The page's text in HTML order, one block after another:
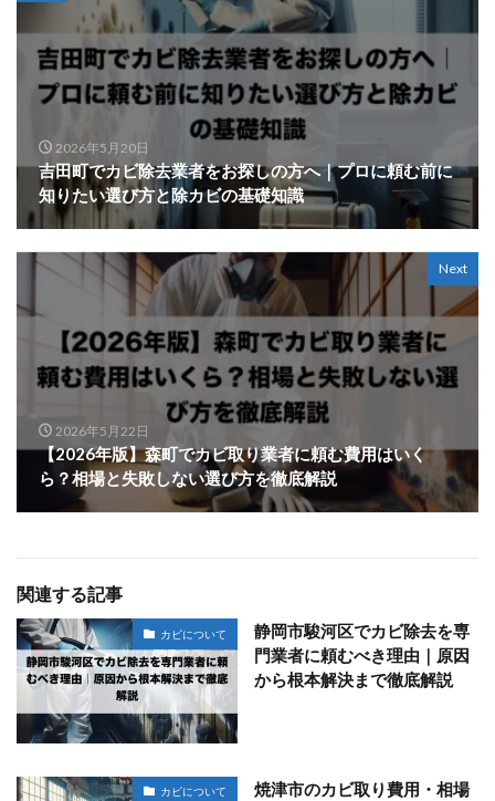
2026年5月20日
吉田町でカビ除去業者をお探しの方へ｜プロに頼む前に
知りたい選び方と除カビの基礎知識
Next
2026年5月22日
【2026年版】森町でカビ取り業者に頼む費用はいく
ら？相場と失敗しない選び方を徹底解説
関連する記事
カビについて
静岡市駿河区でカビ除去を専
門業者に頼むべき理由｜原因
から根本解決まで徹底解説
カビについて
焼津市のカビ取り費用・相場